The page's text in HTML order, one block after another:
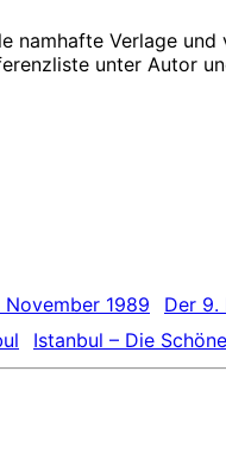
namhafte Verlage
unter Autor
Der 9.
Istanbul – Die